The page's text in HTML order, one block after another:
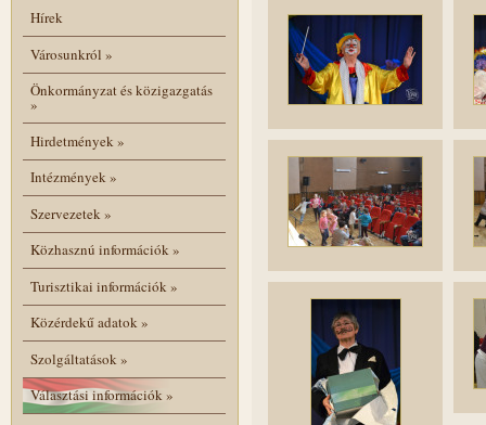
Hírek
Városunkról »
Önkormányzat és közigazgatás
»
Hirdetmények»
Intézmények»
Szervezetek»
Közhasznú információk»
Turisztikai információk»
Közérdekű adatok»
Szolgáltatások»
Választási információk»